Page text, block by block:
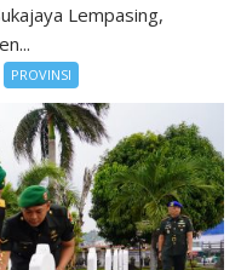
Lempasing,
PROVINSI